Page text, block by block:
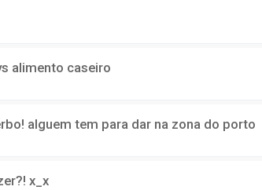
alimento caseiro
alguem tem para dar na zona do porto
x_x